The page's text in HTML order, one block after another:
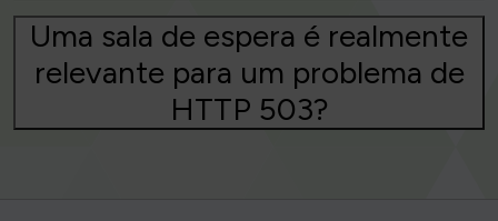
Uma sala de espera é realmente
relevante para um problema de
HTTP 503?